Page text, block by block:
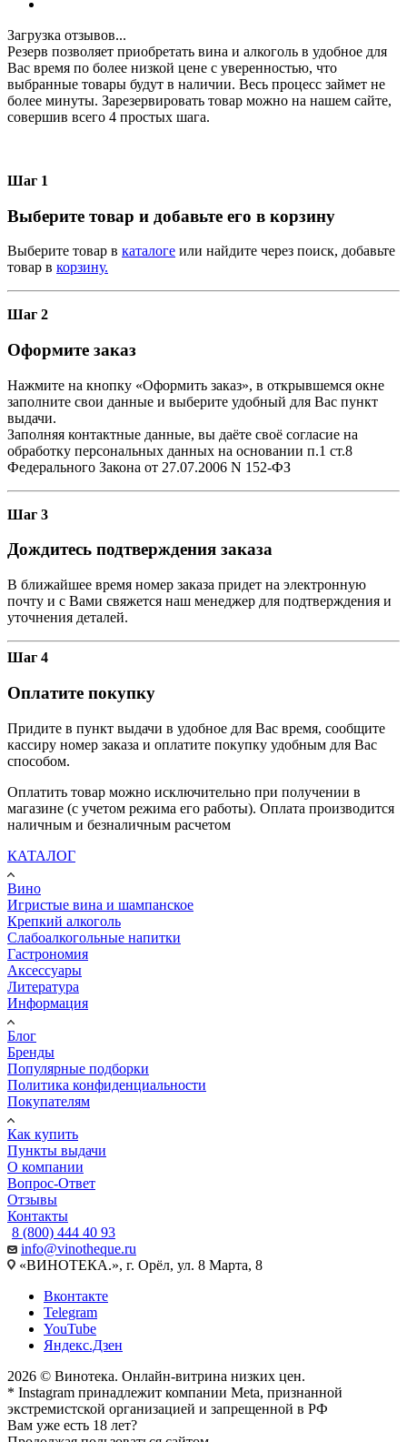
Загрузка отзывов...
Резерв позволяет приобретать вина и алкоголь в удобное для
Вас время по более низкой цене с уверенностью, что
выбранные товары будут в наличии. Весь процесс займет не
более минуты. Зарезервировать товар можно на нашем сайте,
совершив всего 4 простых шага.
Шаг 1
Выберите товар и добавьте его в корзину
Выберите товар в каталоге или найдите через поиск, добавьте
товар в корзину.
Шаг 2
Оформите заказ
Нажмите на кнопку «Оформить заказ», в открывшемся окне
заполните свои данные и выберите удобный для Вас пункт
выдачи.
Заполняя контактные данные, вы даёте своё согласие на
обработку персональных данных на основании п.1 ст.8
Федерального Закона от 27.07.2006 N 152-ФЗ
Шаг 3
Дождитесь подтверждения заказа
В ближайшее время номер заказа придет на электронную
почту и с Вами свяжется наш менеджер для подтверждения и
уточнения деталей.
Шаг 4
Оплатите покупку
Придите в пункт выдачи в удобное для Вас время, сообщите
кассиру номер заказа и оплатите покупку удобным для Вас
способом.
Оплатить товар можно исключительно при получении в
магазине (с учетом режима его работы). Оплата производится
наличным и безналичным расчетом
КАТАЛОГ
Вино
Игристые вина и шампанское
Крепкий алкоголь
Слабоалкогольные напитки
Гастрономия
Аксессуары
Литература
Информация
Блог
Бренды
Популярные подборки
Политика конфиденциальности
Покупателям
Как купить
Пункты выдачи
О компании
Вопрос-Ответ
Отзывы
Контакты
8 (800) 444 40 93
info@vinotheque.ru
«ВИНОТЕКА.», г. Орёл, ул. 8 Марта, 8
Вконтакте
Telegram
YouTube
Яндекс.Дзен
2026 © Винотека. Онлайн-витрина низких цен.
* Instagram принадлежит компании Meta, признанной
экстремистской организацией и запрещенной в РФ
Вам уже есть 18 лет?